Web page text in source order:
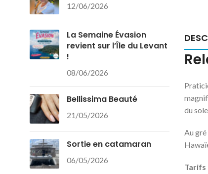
12/06/2026
La Semaine Évasion
revient sur l’Île du Levant
!
08/06/2026
Bellissima Beauté
21/05/2026
Sortie en catamaran
06/05/2026
du
Au gré
Tarifs